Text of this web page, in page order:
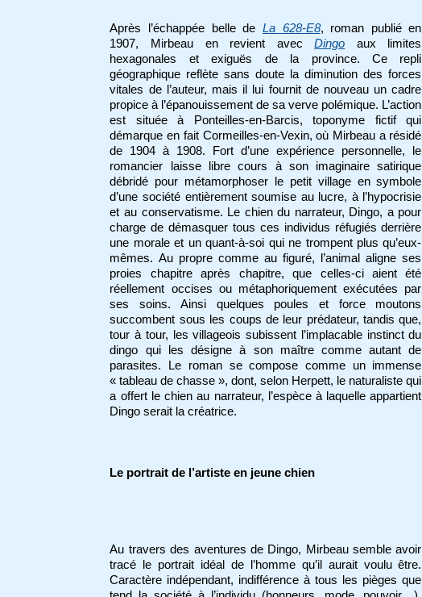
Après l’échappée belle de La 628-E8, roman publié en
1907, Mirbeau en revient avecDingo aux limites
hexagonales et exiguës de la province. Ce repli
géographique reflète sans doute la diminution des forces
vitales de l’auteur, mais il lui fournit de nouveau un cadre
propice à l’épanouissement de sa verve polémique. L’action
est située à Ponteilles-en-Barcis, toponyme fictif qui
démarque en fait Cormeilles-en-Vexin, où Mirbeau a résidé
de 1904 à 1908. Fort d’une expérience personnelle, le
romancier laisse libre cours à son imaginaire satirique
débridé pour métamorphoser le petit village en symbole
d’une société entièrement soumise au lucre, à l’hypocrisie
et au conservatisme. Le chien du narrateur, Dingo, a pour
charge de démasquer tous ces individus réfugiés derrière
une morale et un quant-à-soi qui ne trompent plus qu’eux-
mêmes. Au propre comme au figuré, l’animal aligne ses
proies chapitre après chapitre, que celles-ci aient été
réellement occises ou métaphoriquement exécutées par
ses soins. Ainsi quelques poules et force moutons
succombent sous les coups de leur prédateur, tandis que,
tour à tour, les villageois subissent l’implacable instinct du
dingo qui les désigne à son maître comme autant de
parasites. Le roman se compose comme un immense
« tableau de chasse », dont, selon Herpett, le naturaliste qui
a offert le chien au narrateur, l’espèce à laquelle appartient
Dingo serait la créatrice.
Le portrait de l’artiste en jeune chien
Au travers des aventures de Dingo, Mirbeau semble avoir
tracé le portrait idéal de l’homme qu’il aurait voulu être.
Caractère indépendant, indifférence à tous les pièges que